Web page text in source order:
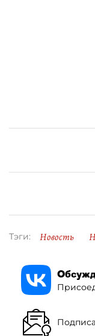
Тэги: Новость